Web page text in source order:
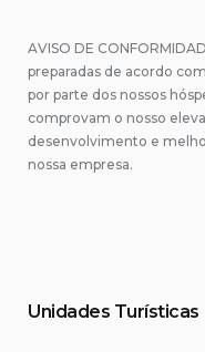
AVISO DE
preparadas de acordo
por parte dos nossos
comprovam o nosso
desenvolvimento e
nossa empresa.
Unidades Turísticas